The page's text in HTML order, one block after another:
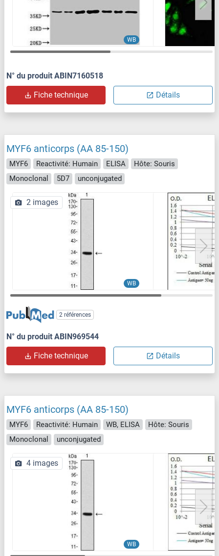
WB
N° du produit ABIN7160518
Fiche technique Détails
MYF6 anticorps (AA 85-150)
MYF6 Reactivité: Humain ELISA
Hôte: Souris
Monoclonal
5D7 unconjugated
WB
2 images
2 références
N° du produit ABIN969544
Fiche technique Détails
MYF6 anticorps (AA 85-150)
MYF6 Reactivité: Humain WB, ELISA
Hôte: Souris
Monoclonal
unconjugated
WB
4 images